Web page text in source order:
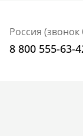
Россия
8 800 555-63-
+7 (499)